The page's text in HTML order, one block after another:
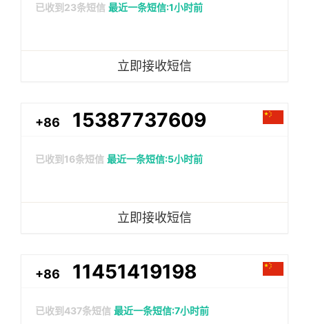
已收到 23条短信 最近一条短信:1小时前
立即接收短信
+86 15387737609
已收到 16条短信 最近一条短信:5小时前
立即接收短信
+86 11451419198
已收到 437条短信 最近一条短信:7小时前